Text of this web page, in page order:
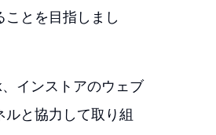
とを目指しまし
インストアのウェブ
と協力して取り組